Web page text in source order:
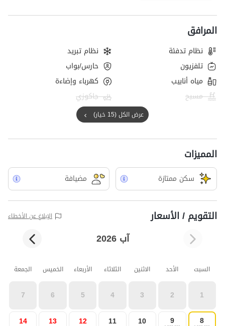
المرافق
نظام تدفئة
نظام تبريد
تلفزيون
حارس/بواب
مياه أنابيب
كهرباء وإضاءة
مسبح
جاكوزي
عرض الكل (15 خيار)
المميزات
سکن ممتازة مضيافة
التقويم / الأسعار الإبلاغ عن الأخطاء
آب 2026
السبت الأحد الاثنين الثلاثاء الأربعاء الخميس الجمعة
1
2
3
4
5
6
7
8
9
10
11
12
13
14